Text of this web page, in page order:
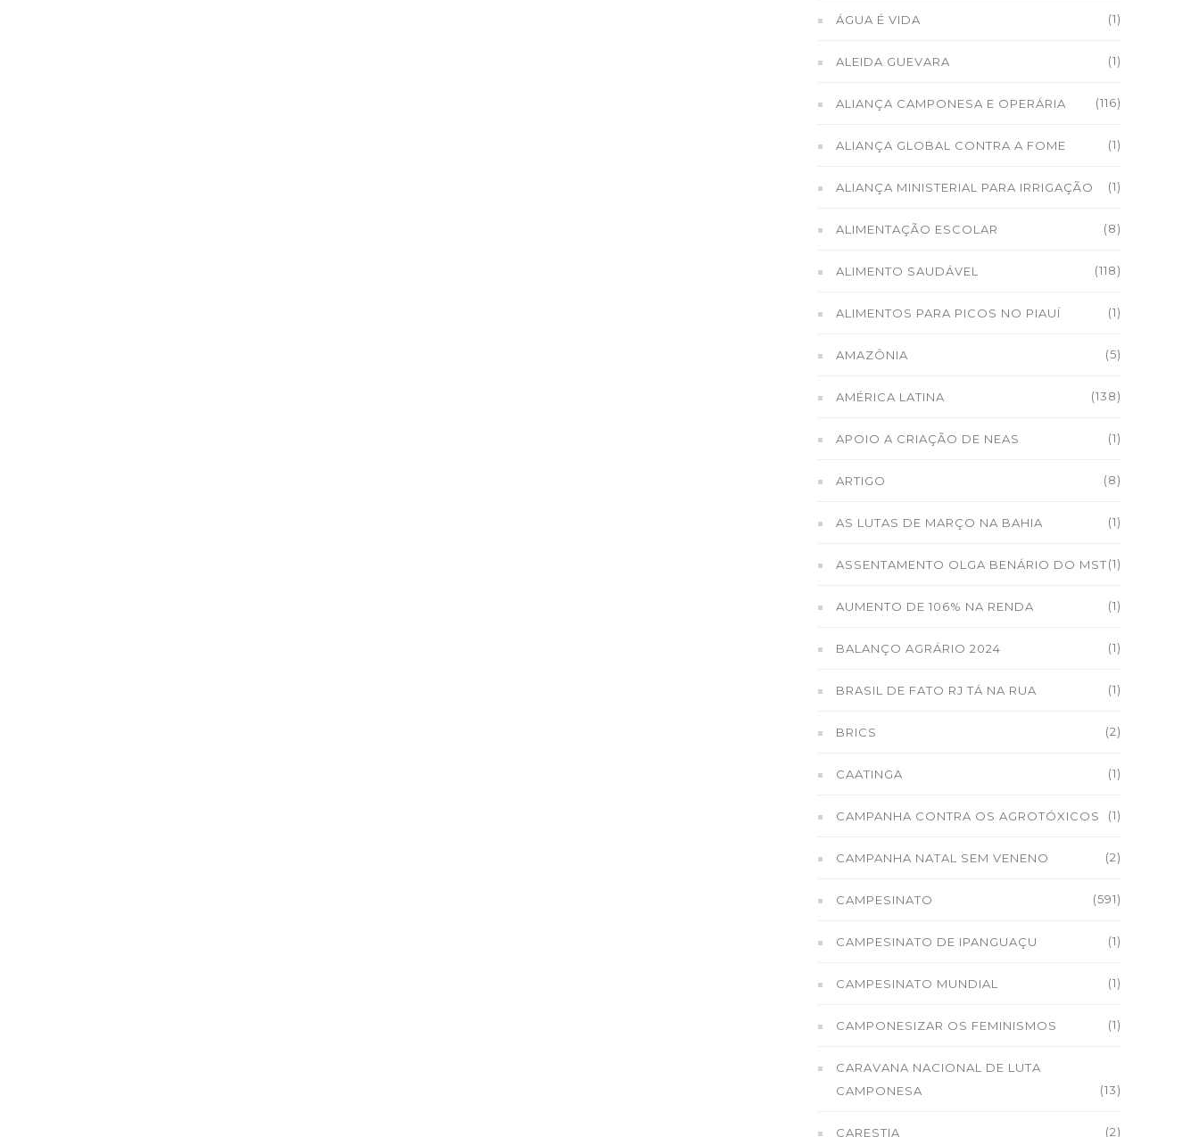
ÁGUA É VIDA (1)
ALEIDA GUEVARA (1)
ALIANÇA CAMPONESA E OPERÁRIA (116)
ALIANÇA GLOBAL CONTRA A FOME (1)
ALIANÇA MINISTERIAL PARA IRRIGAÇÃO (1)
ALIMENTAÇÃO ESCOLAR (8)
ALIMENTO SAUDÁVEL (118)
ALIMENTOS PARA PICOS NO PIAUÍ (1)
AMAZÔNIA (5)
AMÉRICA LATINA (138)
APOIO A CRIAÇÃO DE NEAS (1)
ARTIGO (8)
AS LUTAS DE MARÇO NA BAHIA (1)
ASSENTAMENTO OLGA BENÁRIO DO MST(1)
AUMENTO DE 106% NA RENDA (1)
BALANÇO AGRÁRIO 2024 (1)
BRASIL DE FATO RJ TÁ NA RUA (1)
BRICS (2)
CAATINGA (1)
CAMPANHA CONTRA OS AGROTÓXICOS (1)
CAMPANHA NATAL SEM VENENO (2)
CAMPESINATO (591)
CAMPESINATO DE IPANGUAÇU (1)
CAMPESINATO MUNDIAL (1)
CAMPONESIZAR OS FEMINISMOS (1)
CARAVANA NACIONAL DE LUTA
CAMPONESA
(13)
CARESTIA (2)